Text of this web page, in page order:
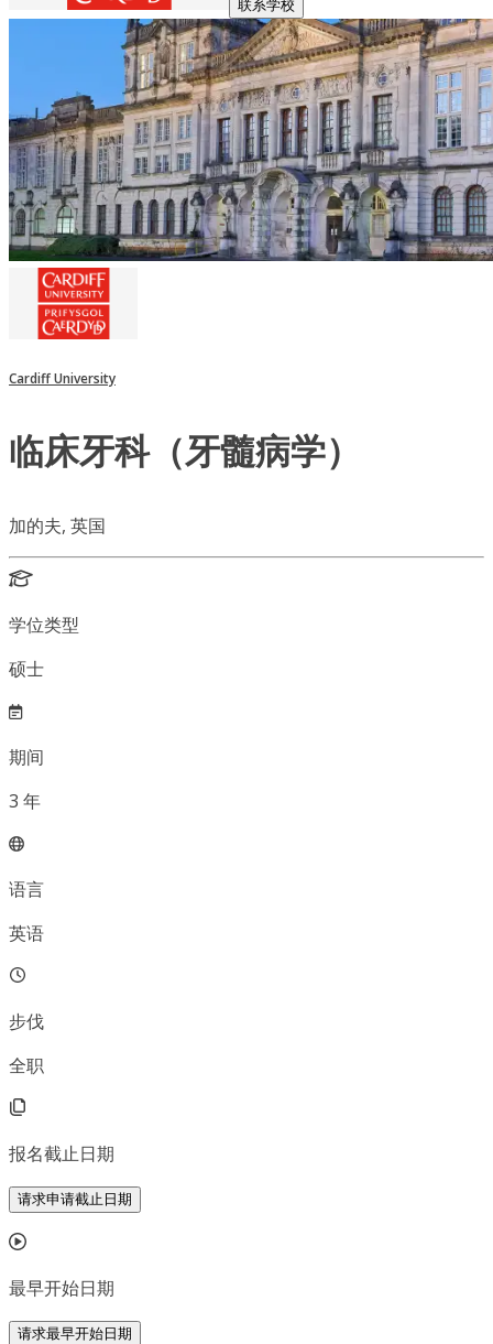
联系学校
Cardiff University
临床牙科（牙髓病学）
加的夫, 英国
学位类型
硕士
期间
3 年
语言
英语
步伐
全职
报名截止日期
请求申请截止日期
最早开始日期
请求最早开始日期